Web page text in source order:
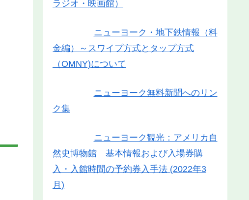
ラジオ・映画館）
ニューヨーク・地下鉄情報（料
金編）～スワイプ方式とタップ方式
（OMNY)について
ニューヨーク無料新聞へのリン
ク集
ニューヨーク観光：アメリカ自
然史博物館 基本情報および入場券購
入・入館時間の予約券入手法 (2022年3
月)